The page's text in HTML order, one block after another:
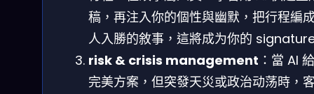
稿，再注入你的個性與幽默，把行程編
人入勝的敘事，這將成为你的
risk & crisis management ：當 AI
完美方案，但突發天災或政治动荡時，